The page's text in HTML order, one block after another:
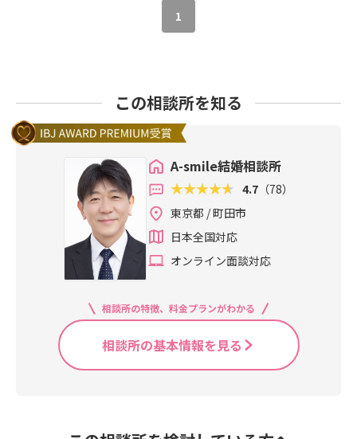
1
この相談所を知る
A-smile結婚相談所
4.7 （78）
東京都 / 町田市
日本全国対応
オンライン面談対応
相談所の特徴、料金プランがわかる
相談所の基本情報を見る